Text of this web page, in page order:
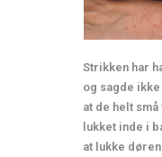
Strikken har
og sagde
at de helt
lukket inde i
at lukke